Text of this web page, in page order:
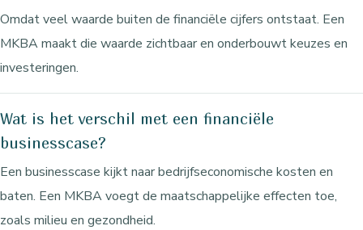
Omdat veel waarde buiten de financiële cijfers ontstaat. Een
MKBA maakt die waarde zichtbaar en onderbouwt keuzes en
investeringen.
Wat is het verschil met een financiële
businesscase?
Een businesscase kijkt naar bedrijfseconomische kosten en
baten. Een MKBA voegt de maatschappelijke effecten toe,
zoals milieu en gezondheid.